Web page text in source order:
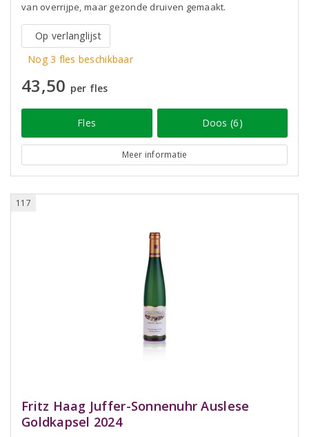
van overrijpe, maar gezonde druiven gemaakt.
Op verlanglijst
Nog 3 fles beschikbaar
43,50 per fles
Fles Doos (6)
Meer informatie
117
Fritz Haag Juffer-Sonnenuhr Auslese
Goldkapsel 2024